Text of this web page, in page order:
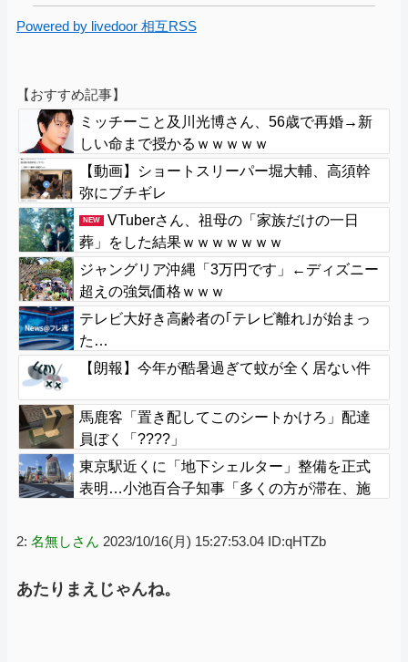
Powered by livedoor 相互RSS
【おすすめ記事】
ミッチーこと及川光博さん、56歳で再婚→新
しい命まで授かるｗｗｗｗｗ
【動画】ショートスリーパー堀大輔、高須幹
弥にブチギレ
NEW
VTuberさん、祖母の「家族だけの一日
葬」をした結果ｗｗｗｗｗｗｗ
ジャングリア沖縄「3万円です」←ディズニー
超えの強気価格ｗｗｗ
テレビ大好き高齢者の｢テレビ離れ｣が始まっ
た…
【朗報】今年が酷暑過ぎて蚊が全く居ない件
馬鹿客「置き配してこのシートかけろ」配達
員ぼく「????」
東京駅近くに「地下シェルター」整備を正式
表明…小池百合子知事「多くの方が滞在、施
2: 名無しさん 2023/10/16(月) 15:27:53.04 ID:qHTZb
あたりまえじゃんね。